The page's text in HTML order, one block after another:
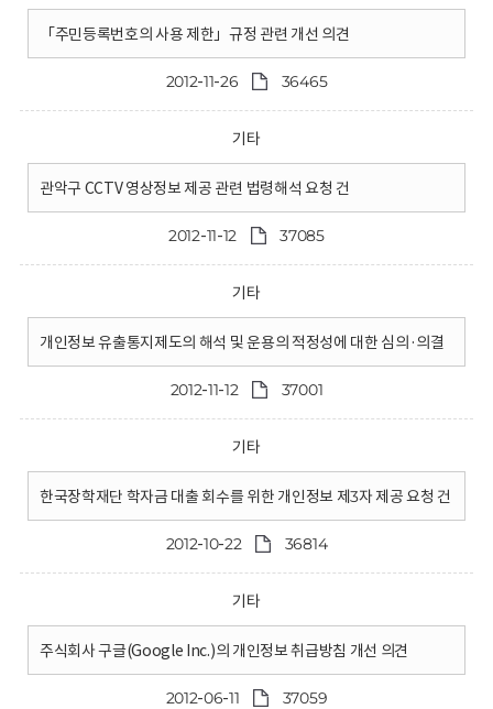
「주민등록번호의 사용 제한」규정 관련 개선 의견
2012-11-26 36465
기타
관악구 CCTV 영상정보 제공 관련 법령해석 요청 건
2012-11-12 37085
기타
개인정보 유출통지제도의 해석 및 운용의 적정성에 대한 심의·의결
2012-11-12 37001
기타
한국장학재단 학자금 대출 회수를 위한 개인정보 제3자 제공 요청 건
2012-10-22 36814
기타
주식회사 구글(Google Inc.)의 개인정보 취급방침 개선 의견
2012-06-11 37059